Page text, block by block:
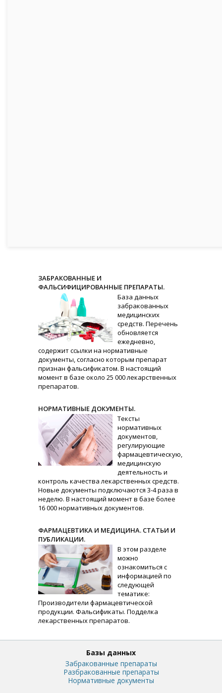
ЗАБРАКОВАННЫЕ И
ФАЛЬСИФИЦИРОВАННЫЕ ПРЕПАРАТЫ.
База данных
забракованных
медицинских
средств. Перечень
обновляется
ежедневно,
содержит ссылки на нормативные
документы, согласно которым препарат
признан фальсификатом. В настоящий
момент в базе около 25 000 лекарственных
препаратов.
НОРМАТИВНЫЕ ДОКУМЕНТЫ.
Тексты
нормативных
документов,
регулирующие
фармацевтическую,
медицинскую
деятельность и
контроль качества лекарственных средств.
Новые документы подключаются 3-4 раза в
неделю. В настоящий момент в базе более
16 000 нормативных документов.
ФАРМАЦЕВТИКА И МЕДИЦИНА. СТАТЬИ И
ПУБЛИКАЦИИ.
В этом разделе
можно
ознакомиться с
информацией по
следующей
тематике:
Производители фармацевтической
продукции. Фальсификаты. Подделка
лекарственных препаратов.
Базы данных
Забракованные препараты
Разбракованные препараты
Нормативные документы